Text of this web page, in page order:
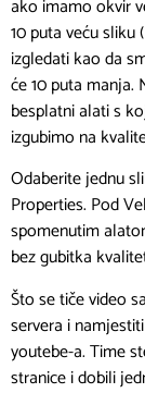
ako imamo okvir
10 puta veću
izgledati kao da
će 10 puta
besplatni alati s
izgubimo na
Odaberite jednu
Properties. Pod
spomenutim
bez gubitka
Što se tiče video
servera i
youtebe-a. Time
stranice i dobili